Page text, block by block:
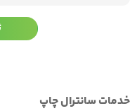
خدمات سانترال چاپ